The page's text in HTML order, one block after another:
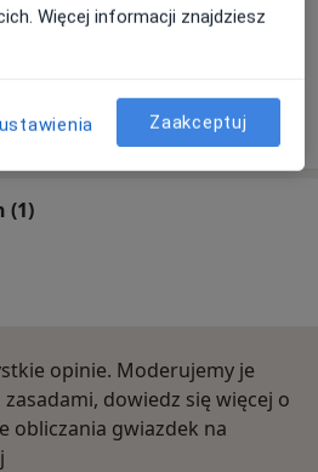
Głogów
(1)
opinie. Moderujemy je
dowiedz się więcej o
obliczania gwiazdek na
Więcej informacji znajdziesz
Zaakceptuj